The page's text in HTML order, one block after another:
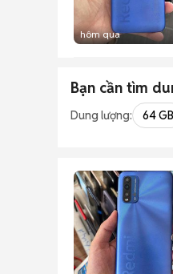
hôm qua
Bạn cần tìm
Dung lượng: 64 GB